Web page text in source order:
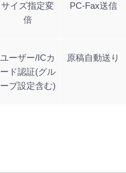
サイズ指定変
倍
PC-Fax送信
ユーザー/ICカ
ード認証(グル
ープ設定含む)
原稿自動送り